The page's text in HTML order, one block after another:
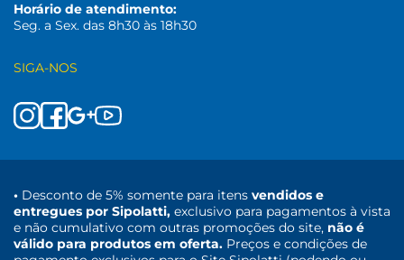
Horário de atendimento:
Seg. a Sex. das 8h30 às 18h30
SIGA-NOS
• Desconto de 5% somente para itens vendidos e
entregues por Sipolatti, exclusivo para pagamentos à vista
e não cumulativo com outras promoções do site, não é
válido para produtos em oferta. Preços e condições de